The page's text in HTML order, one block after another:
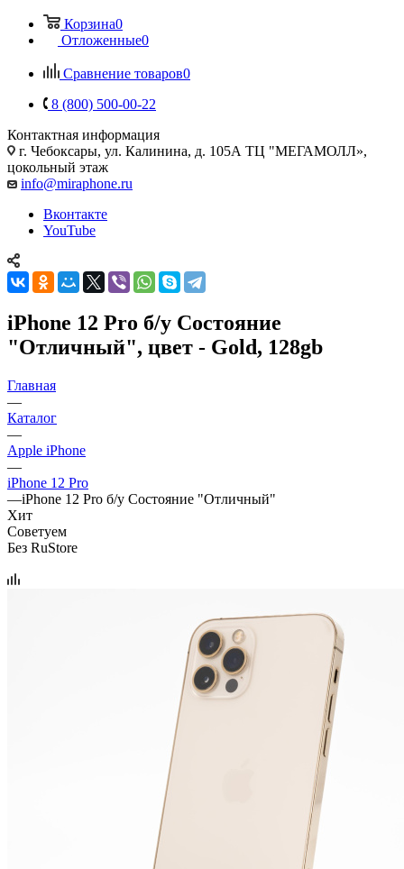
Корзина0
Отложенные0
Сравнение товаров0
8 (800) 500-00-22
Контактная информация
г. Чебоксары, ул. Калинина, д. 105А ТЦ "МЕГАМОЛЛ»,
цокольный этаж
info@miraphone.ru
Вконтакте
YouTube
iPhone 12 Pro б/у Состояние
"Отличный", цвет - Gold, 128gb
Главная
—
Каталог
—
Apple iPhone
—
iPhone 12 Pro
—iPhone 12 Pro б/у Состояние "Отличный"
Хит
Советуем
Без RuStore